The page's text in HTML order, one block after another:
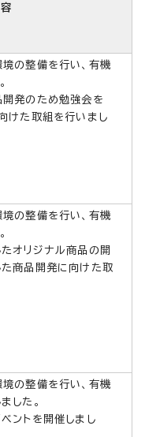
の整備を行い、有機
発のため勉強会を
けた取組を行いまし
の整備を行い、有機
オリジナル商品の開
商品開発に向けた取
の整備を行い、有機
した。
ントを開催しまし